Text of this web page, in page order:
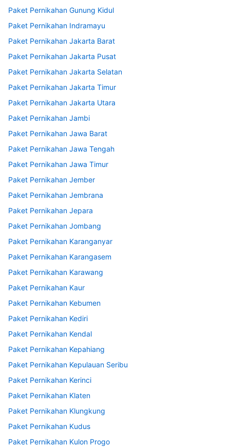
Paket Pernikahan Gunung Kidul
Paket Pernikahan Indramayu
Paket Pernikahan Jakarta Barat
Paket Pernikahan Jakarta Pusat
Paket Pernikahan Jakarta Selatan
Paket Pernikahan Jakarta Timur
Paket Pernikahan Jakarta Utara
Paket Pernikahan Jambi
Paket Pernikahan Jawa Barat
Paket Pernikahan Jawa Tengah
Paket Pernikahan Jawa Timur
Paket Pernikahan Jember
Paket Pernikahan Jembrana
Paket Pernikahan Jepara
Paket Pernikahan Jombang
Paket Pernikahan Karanganyar
Paket Pernikahan Karangasem
Paket Pernikahan Karawang
Paket Pernikahan Kaur
Paket Pernikahan Kebumen
Paket Pernikahan Kediri
Paket Pernikahan Kendal
Paket Pernikahan Kepahiang
Paket Pernikahan Kepulauan Seribu
Paket Pernikahan Kerinci
Paket Pernikahan Klaten
Paket Pernikahan Klungkung
Paket Pernikahan Kudus
Paket Pernikahan Kulon Progo